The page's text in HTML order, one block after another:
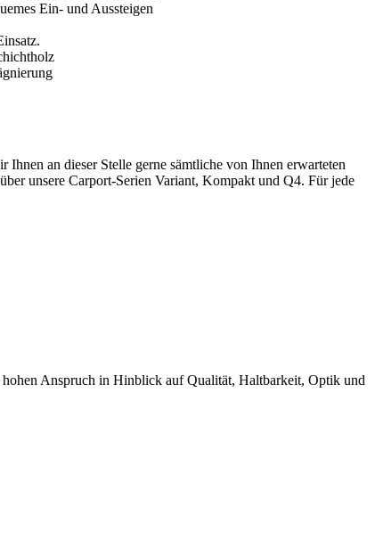
an dieser Stelle gerne sämtliche von Ihnen erwarteten
unsere Carport-Serien Variant, Kompakt und Q4. Für jede
Anspruch in Hinblick auf Qualität, Haltbarkeit, Optik und